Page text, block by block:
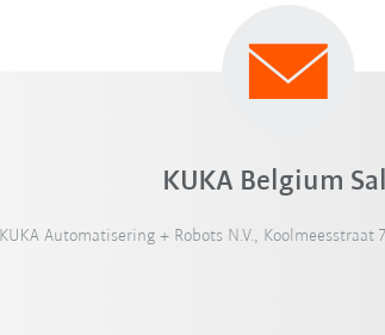
KUKA Belgium
KUKA Automatisering + Robots N.V., Koolmeesstraat